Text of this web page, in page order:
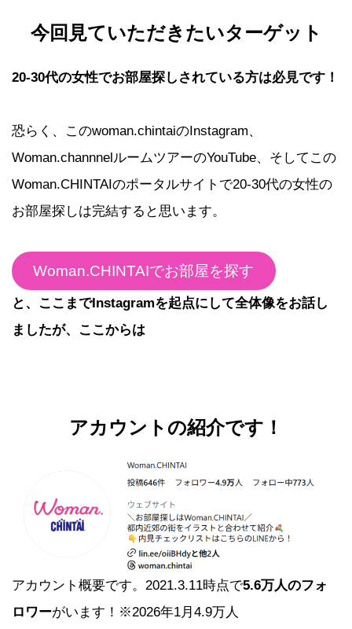
今回見ていただきたいターゲット
20-30代の女性でお部屋探しされている方は必見です！
恐らく、このwoman.chintaiのInstagram、
Woman.channnelルームツアーのYouTube、そしてこの
Woman.CHINTAIのポータルサイトで20-30代の女性の
お部屋探しは完結すると思います。
Woman.CHINTAIでお部屋を探す
と、ここまでInstagramを起点にして全体像をお話し
ましたが、ここからは
アカウントの紹介です！
アカウント概要です。2021.3.11時点で5.6万人のフォ
ロワーがいます！※2026年1月4.9万人